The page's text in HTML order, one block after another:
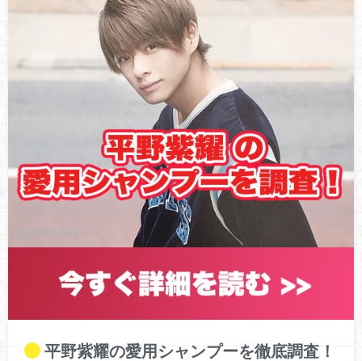
【ライブレポ】King&Prince(キンプリ)オンラインライブ、
『King&Prince CONCERT TOUR 2020 ～L＆～』開幕！【10月
9日】
King&Prince(キンプリ)、2020年23時45分〜『ジャニーズカウ
ントダウンコンサート2020→2021』出演決定！【徹底調査】
King&Prince(キンプリ)、スキャンダル間近！？元ジャニーズ
Jr.が転身して週刊誌記者に！真相はいかに？【SNSで話題】
平野紫耀の愛用シャンプーを徹底調査！